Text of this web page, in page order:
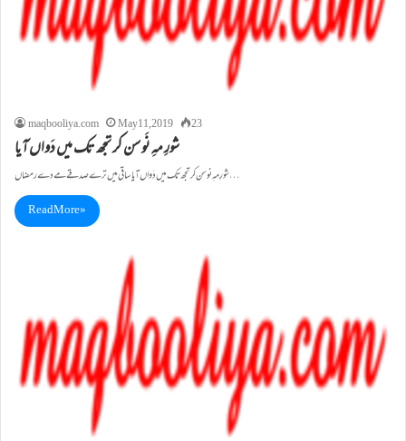
maqbooliya.com May 11, 2019 23
شورِ مہِ نَو سن کر تجھ تک میں دَواں آیا
شورِ مہِ نو سن کر تجھ تک میں دَواں آیا ساقی میں ترے صدقے مے دے رمضاں …
Read More »